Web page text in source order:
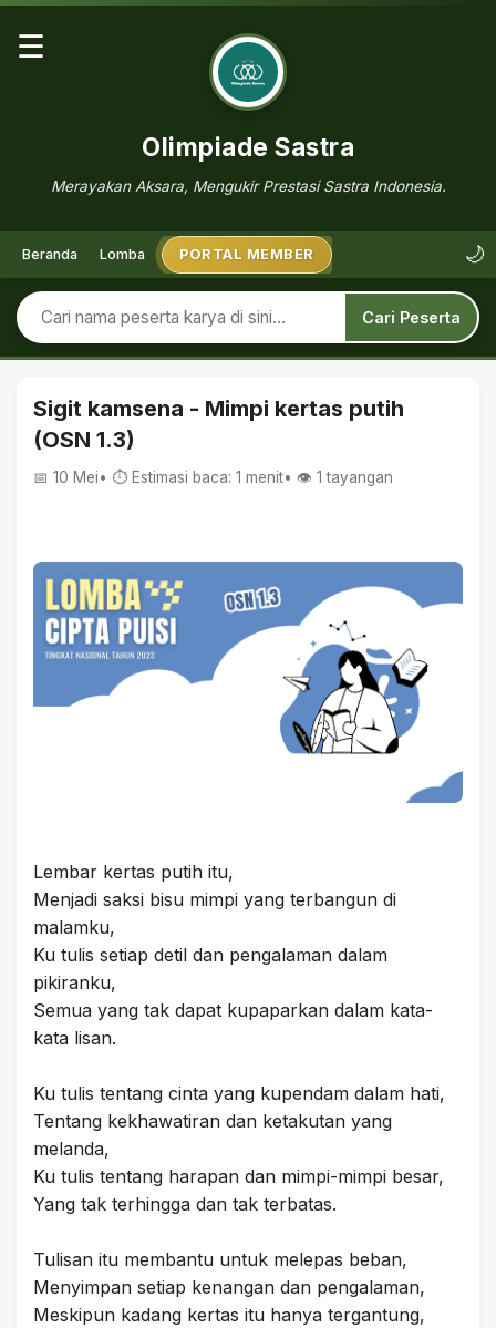
☰
Olimpiade Sastra
Merayakan Aksara, Mengukir Prestasi Sastra Indonesia.
Beranda Lomba PORTAL MEMBER 🌙
Cari Peserta
Sigit kamsena - Mimpi kertas putih
(OSN 1.3)
📅 10 Mei• ⏱ Estimasi baca: 1 menit• 👁️ 1 tayangan
Lembar kertas putih itu,
Menjadi saksi bisu mimpi yang terbangun di
malamku,
Ku tulis setiap detil dan pengalaman dalam
pikiranku,
Semua yang tak dapat kupaparkan dalam kata-
kata lisan.
Ku tulis tentang cinta yang kupendam dalam hati,
Tentang kekhawatiran dan ketakutan yang
melanda,
Ku tulis tentang harapan dan mimpi-mimpi besar,
Yang tak terhingga dan tak terbatas.
Tulisan itu membantu untuk melepas beban,
Menyimpan setiap kenangan dan pengalaman,
Meskipun kadang kertas itu hanya tergantung,